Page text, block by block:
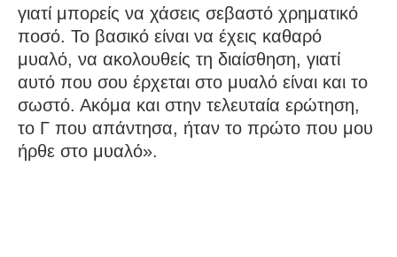
γιατί μπορείς να χάσεις σεβαστό χρηματικό
ποσό. Το βασικό είναι να έχεις καθαρό
μυαλό, να ακολουθείς τη διαίσθηση, γιατί
αυτό που σου έρχεται στο μυαλό είναι και το
σωστό. Ακόμα και στην τελευταία ερώτηση,
το Γ που απάντησα, ήταν το πρώτο που μου
ήρθε στο μυαλό».